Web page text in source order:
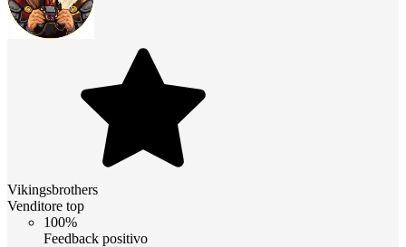
Vikingsbrothers
Venditore top
100%
Feedback positivo